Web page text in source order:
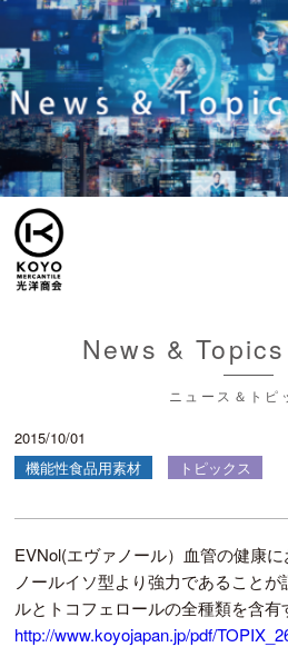
News &
ニュース＆トピ
2015/10/01
機能性食品用素材
トピックス
EVNol(エヴァノール）血管の健康
ノールイソ型より強力であること
ルとトコフェロールの全種類を含有
http://www.koyojapan.jp/pdf/